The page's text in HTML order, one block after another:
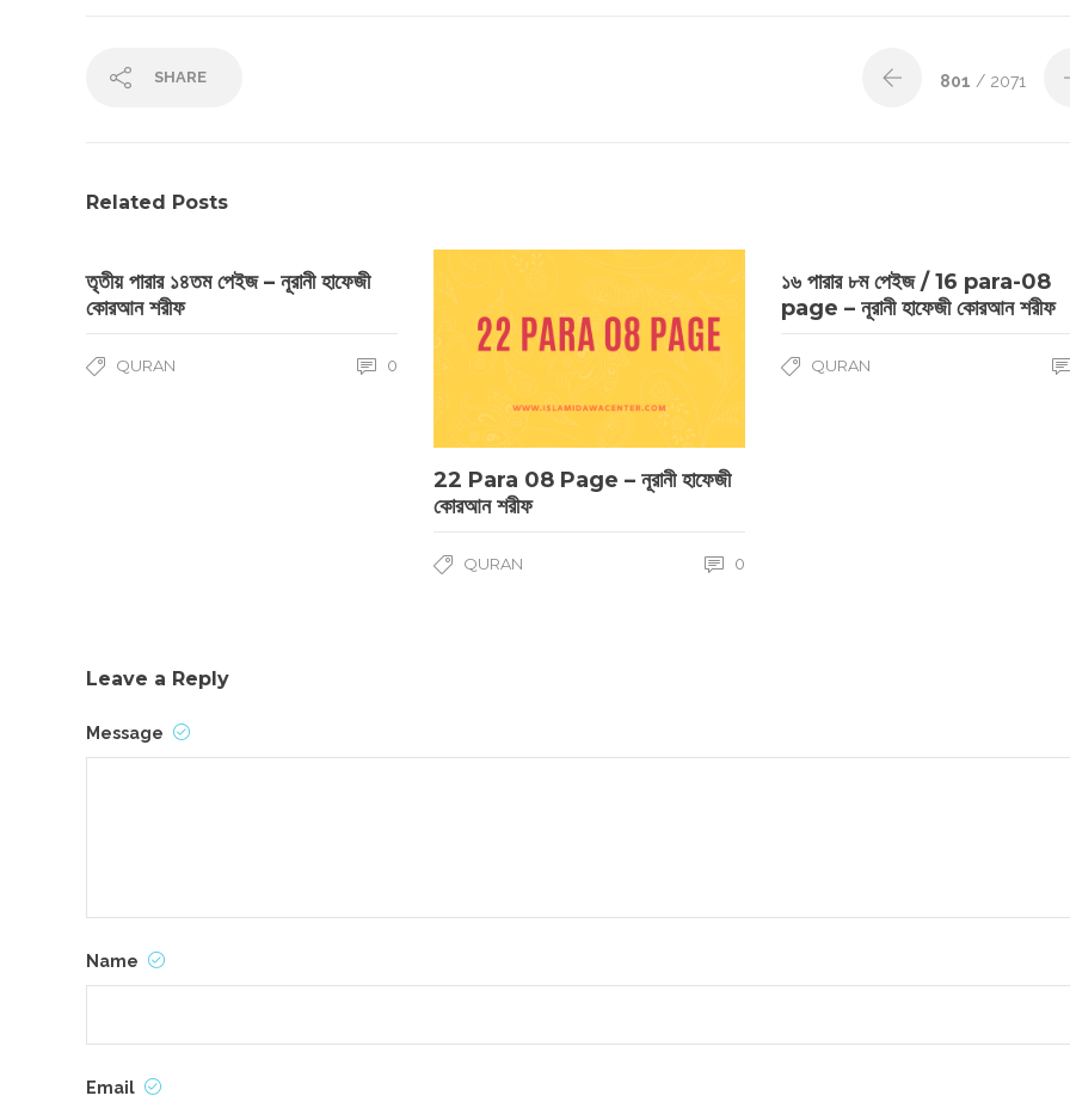
SHARE 801 / 2071
Related Posts
তৃতীয় পারার ১৪তম পেইজ – নূরানী হাফেজী
কোরআন শরীফ
QURAN 0
22 Para 08 Page – নূরানী হাফেজী
কোরআন শরীফ
QURAN 0
১৬ পারার ৮ম পেইজ / 16 para-08
page – নূরানী হাফেজী কোরআন শরীফ
QURAN
Leave a Reply
Message
Name
Email